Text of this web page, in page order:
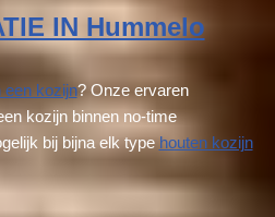
IN Hummelo
een kozijn? Onze ervaren
kozijn binnen no-time
bij bijna elk typehouten kozijn